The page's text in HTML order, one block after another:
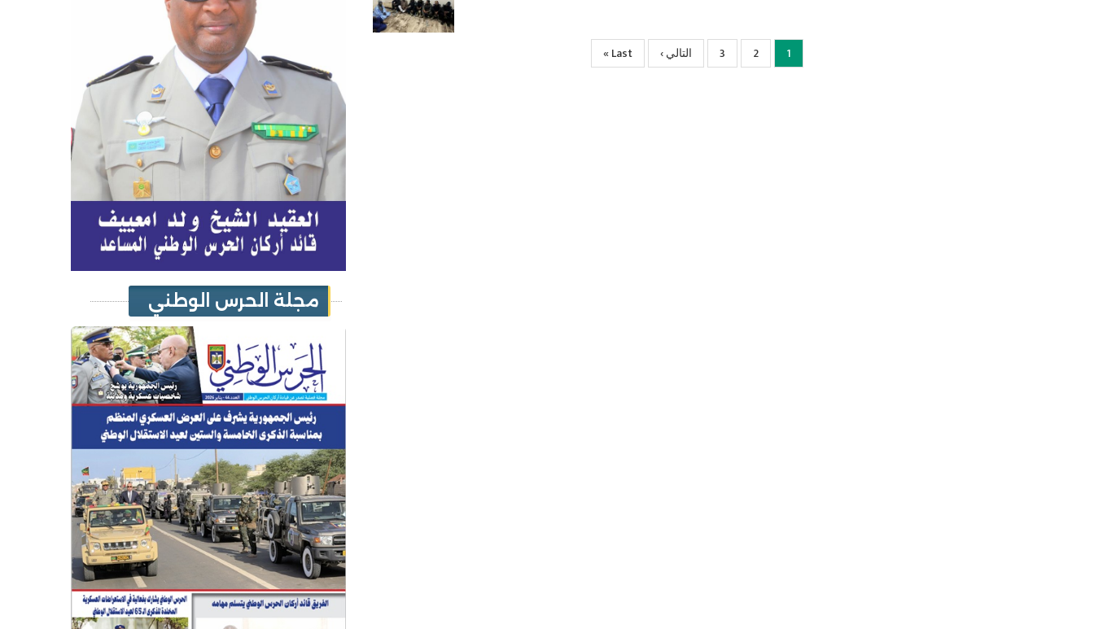
Current
page
1 الصفحة
2 الصفحة
3
الصفحة
التالية
التالي ›
Last
page
Last »
مجلة الحرس الوطني